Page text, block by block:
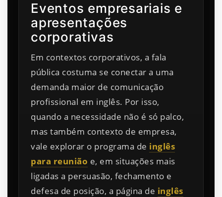
Eventos empresariais e
apresentações
corporativas
Em contextos corporativos, a fala
pública costuma se conectar a uma
demanda maior de comunicação
profissional em inglês. Por isso,
quando a necessidade não é só palco,
mas também contexto de empresa,
vale explorar o programa de inglês
para reunião e, em situações mais
ligadas a persuasão, fechamento e
defesa de posição, a página de inglês